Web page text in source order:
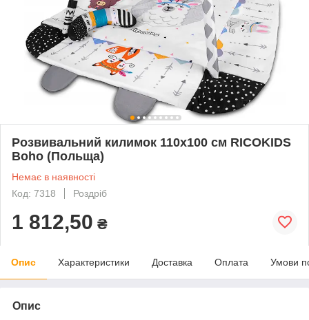
Розвивальний килимок 110х100 см RICOKIDS
Boho (Польща)
Немає в наявності
Код: 7318
Роздріб
1 812,50 ₴
Опис Характеристики Доставка Оплата Умови
Опис